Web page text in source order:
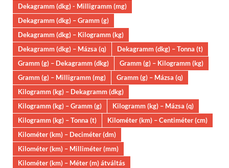
Dekagramm (dkg) - Milligramm (mg)
Dekagramm (dkg) – Gramm (g)
Dekagramm (dkg) – Kilogramm (kg)
Dekagramm (dkg) – Mázsa (q)
Dekagramm (dkg) – Tonna (t)
Gramm (g) – Dekagramm (dkg)
Gramm (g) – Kilogramm (kg)
Gramm (g) – Milligramm (mg)
Gramm (g) – Mázsa (q)
Kilogramm (kg) – Dekagramm (dkg)
Kilogramm (kg) – Gramm (g)
Kilogramm (kg) – Mázsa (q)
Kilogramm (kg) – Tonna (t)
Kilométer (km) – Centiméter (cm)
Kilométer (km) – Deciméter (dm)
Kilométer (km) – Milliméter (mm)
Kilométer (km) – Méter (m) átváltás